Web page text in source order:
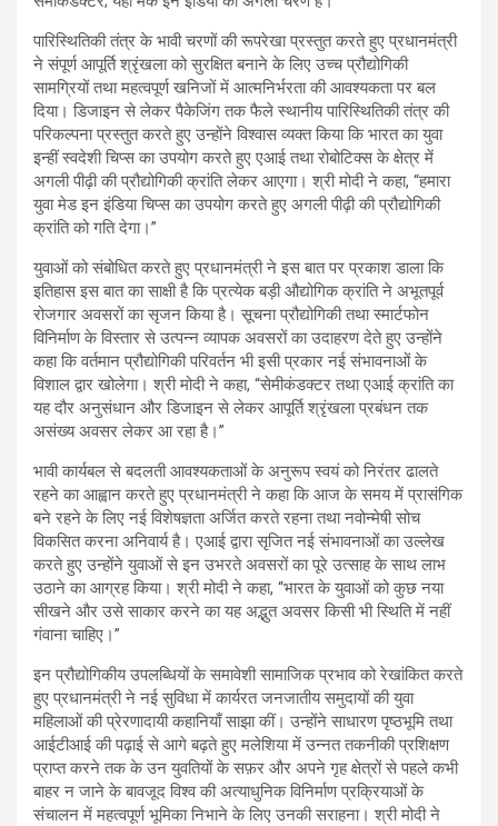
पारिस्थितिकी तंत्र के भावी चरणों की रूपरेखा प्रस्तुत करते हुए प्रधानमंत्री
ने संपूर्ण आपूर्ति श्रृंखला को सुरक्षित बनाने के लिए उच्च प्रौद्योगिकी
सामग्रियों तथा महत्वपूर्ण खनिजों में आत्मनिर्भरता की आवश्यकता पर बल
दिया। डिजाइन से लेकर पैकेजिंग तक फैले स्थानीय पारिस्थितिकी तंत्र की
परिकल्पना प्रस्तुत करते हुए उन्होंने विश्वास व्यक्त किया कि भारत का युवा
इन्हीं स्वदेशी चिप्स का उपयोग करते हुए एआई तथा रोबोटिक्स के क्षेत्र में
अगली पीढ़ी की प्रौद्योगिकी क्रांति लेकर आएगा। श्री मोदी ने कहा, “हमारा
युवा मेड इन इंडिया चिप्स का उपयोग करते हुए अगली पीढ़ी की प्रौद्योगिकी
क्रांति को गति देगा।”
युवाओं को संबोधित करते हुए प्रधानमंत्री ने इस बात पर प्रकाश डाला कि
इतिहास इस बात का साक्षी है कि प्रत्येक बड़ी औद्योगिक क्रांति ने अभूतपूर्व
रोजगार अवसरों का सृजन किया है। सूचना प्रौद्योगिकी तथा स्मार्टफोन
विनिर्माण के विस्तार से उत्पन्न व्यापक अवसरों का उदाहरण देते हुए उन्होंने
कहा कि वर्तमान प्रौद्योगिकी परिवर्तन भी इसी प्रकार नई संभावनाओं के
विशाल द्वार खोलेगा। श्री मोदी ने कहा, “सेमीकंडक्टर तथा एआई क्रांति का
यह दौर अनुसंधान और डिजाइन से लेकर आपूर्ति श्रृंखला प्रबंधन तक
असंख्य अवसर लेकर आ रहा है।”
भावी कार्यबल से बदलती आवश्यकताओं के अनुरूप स्‍वयं को निरंतर ढालते
रहने का आह्वान करते हुए प्रधानमंत्री ने कहा कि आज के समय में प्रासंगिक
बने रहने के लिए नई विशेषज्ञता अर्जित करते रहना तथा नवोन्मेषी सोच
विकसित करना अनिवार्य है। एआई द्वारा सृजित नई संभावनाओं का उल्लेख
करते हुए उन्होंने युवाओं से इन उभरते अवसरों का पूरे उत्साह के साथ लाभ
उठाने का आग्रह किया। श्री मोदी ने कहा, “भारत के युवाओं को कुछ नया
सीखने और उसे साकार करने का यह अद्भुत अवसर किसी भी स्थिति में नहीं
गंवाना चाहिए।”
इन प्रौद्योगिकीय उपलब्धियों के समावेशी सामाजिक प्रभाव को रेखांकित करते
हुए प्रधानमंत्री ने नई सुविधा में कार्यरत जनजातीय समुदायों की युवा
महिलाओं की प्रेरणादायी कहानियाँ साझा कीं। उन्होंने साधारण पृष्ठभूमि तथा
आईटीआई की पढ़ाई से आगे बढ़ते हुए मलेशिया में उन्नत तकनीकी प्रशिक्षण
प्राप्त करने तक के उन युवतियों के सफ़र और अपने गृह क्षेत्रों से पहले कभी
बाहर न जाने के बावजूद विश्व की अत्याधुनिक विनिर्माण प्रक्रियाओं के
संचालन में महत्वपूर्ण भूमिका निभाने के लिए उनकी सराहना। श्री मोदी ने